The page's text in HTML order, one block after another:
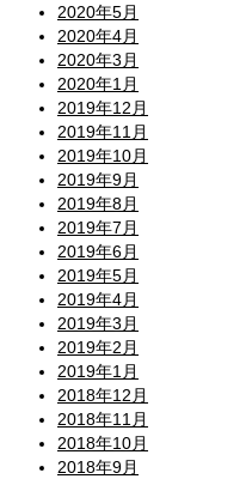
2020年5月
2020年4月
2020年3月
2020年1月
2019年12月
2019年11月
2019年10月
2019年9月
2019年8月
2019年7月
2019年6月
2019年5月
2019年4月
2019年3月
2019年2月
2019年1月
2018年12月
2018年11月
2018年10月
2018年9月